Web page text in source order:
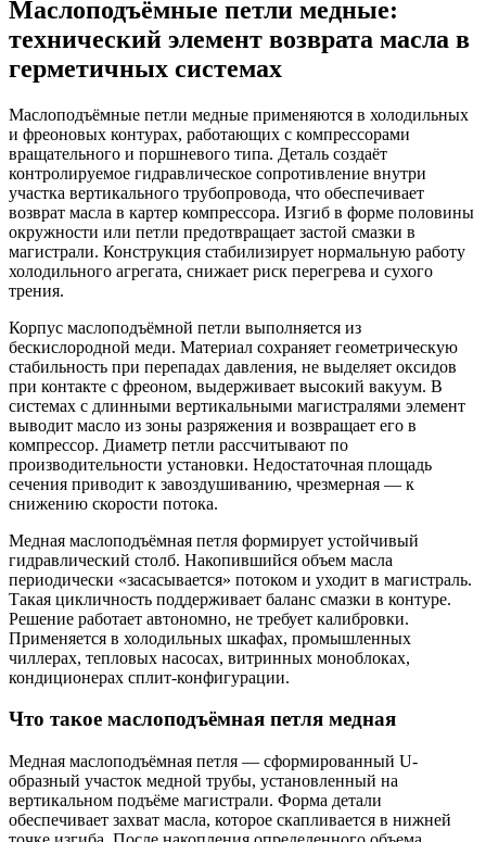
Маслоподъёмные петли медные:
технический элемент возврата масла в
герметичных системах
Маслоподъёмные петли медные применяются в холодильных
и фреоновых контурах, работающих с компрессорами
вращательного и поршневого типа. Деталь создаёт
контролируемое гидравлическое сопротивление внутри
участка вертикального трубопровода, что обеспечивает
возврат масла в картер компрессора. Изгиб в форме половины
окружности или петли предотвращает застой смазки в
магистрали. Конструкция стабилизирует нормальную работу
холодильного агрегата, снижает риск перегрева и сухого
трения.
Корпус маслоподъёмной петли выполняется из
бескислородной меди. Материал сохраняет геометрическую
стабильность при перепадах давления, не выделяет оксидов
при контакте с фреоном, выдерживает высокий вакуум. В
системах с длинными вертикальными магистралями элемент
выводит масло из зоны разряжения и возвращает его в
компрессор. Диаметр петли рассчитывают по
производительности установки. Недостаточная площадь
сечения приводит к завоздушиванию, чрезмерная — к
снижению скорости потока.
Медная маслоподъёмная петля формирует устойчивый
гидравлический столб. Накопившийся объем масла
периодически «засасывается» потоком и уходит в магистраль.
Такая цикличность поддерживает баланс смазки в контуре.
Решение работает автономно, не требует калибровки.
Применяется в холодильных шкафах, промышленных
чиллерах, тепловых насосах, витринных моноблоках,
кондиционерах сплит-конфигурации.
Что такое маслоподъёмная петля медная
Медная маслоподъёмная петля — сформированный U-
образный участок медной трубы, установленный на
вертикальном подъёме магистрали. Форма детали
обеспечивает захват масла, которое скапливается в нижней